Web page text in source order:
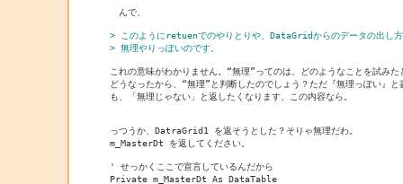
んで、
> このようにretuenでのやりとりや、DataGridからのデータの出し
> 無理やりっぽいのです。
これの意味がわかりません。“無理”ってのは、どのようなことを試みた
どうなったから、“無理”と判断したのでしょう？ただ『無理っぽい』と
も、「無理じゃない」と返したくなります、この内容なら。
っつうか、DatraGrid1 を返そうとした？そりゃ無理だわ。
m_MasterDt を返してください。
' せっかくここで宣言しているんだから
Private m_MasterDt As DataTable